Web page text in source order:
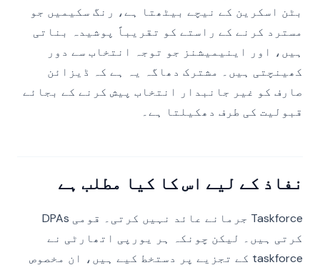
بٹن اسکرین کے نیچے بیٹھتا ہے، رنگ سکیمیں جو
مسترد کرنے کے راستے کو تقریباً پوشیدہ بناتی
ہیں، اور اینیمیشنز جو توجہ انتخاب سے دور
کھینچتی ہیں۔ مشترک دھاگہ یہ ہے کہ ڈیزائن
صارف کو غیر جانبدار انتخاب پیش کرنے کے بجائے
قبولیت کی طرف دھکیلتا ہے۔
نفاذ کے لیے اس کا کیا مطلب ہے
Taskforce جرمانے عائد نہیں کرتی۔ قومی DPAs
کرتی ہیں۔ لیکن چونکہ ہر یورپی اتھارٹی نے
taskforce کے تجزیے پر دستخط کیے ہیں، ان مخصوص